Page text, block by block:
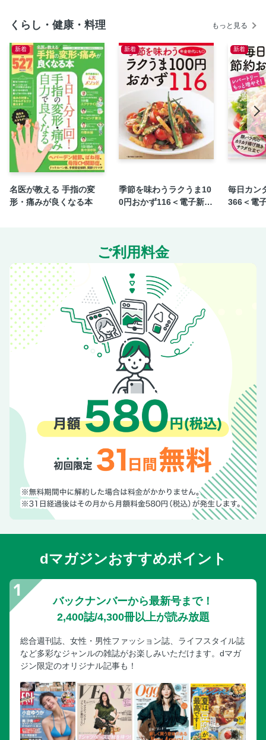
くらし・健康・料理 もっと見る
新着
名医が教える 手指の変
形・痛みが良くなる本
新着
季節を味わうラクうま10
0円おかず116＜電子新版
新着
毎日カン
366＜電
ご利用料金
dマガジンおすすめポイント
バックナンバーから最新号まで！
2,400誌/4,300冊以上が読み放題
総合週刊誌、女性・男性ファッション誌、ライフスタイル誌
など多彩なジャンルの雑誌がお楽しみいただけます。dマガ
ジン限定のオリジナル記事も！